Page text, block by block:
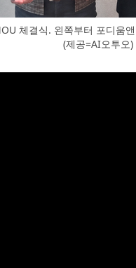
체결식. 왼쪽부터 포디움
(제공=AI오투오)